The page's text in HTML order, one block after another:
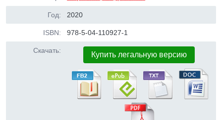
Год: 2020
ISBN: 978-5-04-110927-1
Скачать: Купить легальную версию